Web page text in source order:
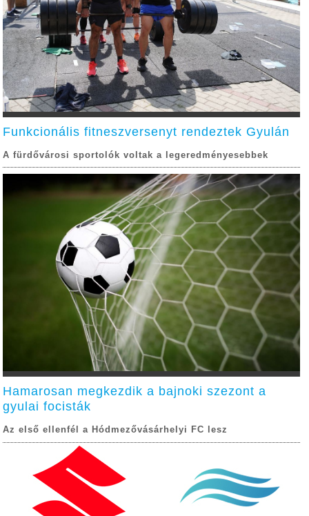
Funkcionális fitneszversenyt rendeztek Gyulán
A fürdővárosi sportolók voltak a legeredményesebbek
Hamarosan megkezdik a bajnoki szezont a
gyulai focisták
Az első ellenfél a Hódmezővásárhelyi FC lesz